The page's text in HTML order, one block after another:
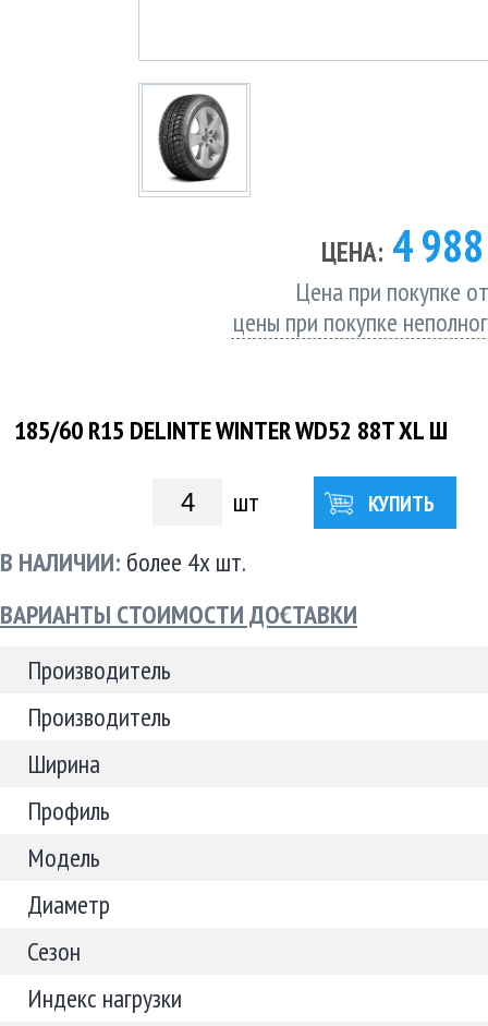
ЦЕНА: 4
Цена при покупке
цены при покупке
185/60 R15 DELINTE WINTER WD52 88T XL Ш
шт КУПИТЬ
В НАЛИЧИИ: более 4х шт.
ВАРИАНТЫ СТОИМОСТИ ДОСТАВКИ
Производитель
Производитель
Ширина
Профиль
Модель
Диаметр
Сезон
Индекс нагрузки